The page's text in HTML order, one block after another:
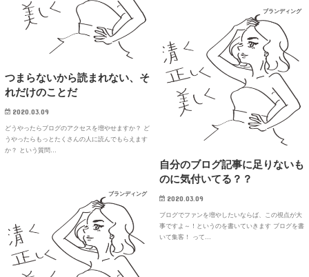
つまらないから読まれない、そ
れだけのことだ
2020.03.09
どうやったらブログのアクセスを増やせますか？ ど
うやったらもっとたくさんの人に読んでもらえます
か？ という質問…
ブランディング
自分のブログ記事に足りないも
のに気付いてる？？
2020.03.09
ブログでファンを増やしたいならば、この視点が大
事ですよ～！というのを書いていきます ブログを書
いて集客！ って…
ブランディング